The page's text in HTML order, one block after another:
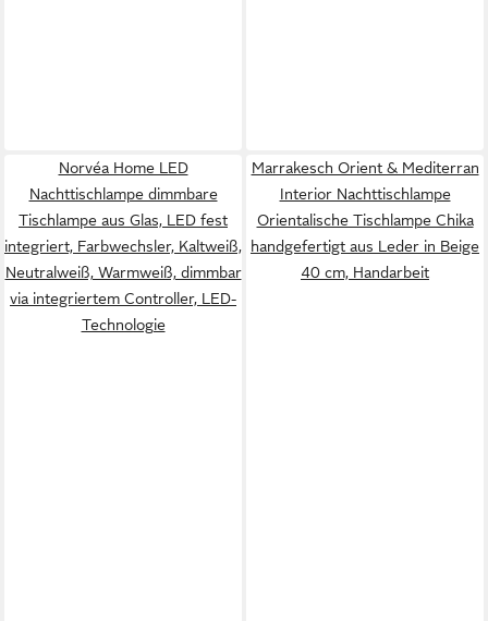
Norvéa Home LED
Nachttischlampe dimmbare
Tischlampe aus Glas, LED fest
integriert, Farbwechsler, Kaltweiß,
Neutralweiß, Warmweiß, dimmbar
via integriertem Controller, LED-
Technologie
Marrakesch Orient & Mediterran
Interior Nachttischlampe
Orientalische Tischlampe Chika
handgefertigt aus Leder in Beige
40 cm, Handarbeit